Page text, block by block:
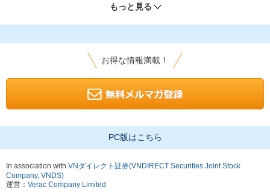
もっと見る
お得な情報満載！
PC版はこちら
In association with VNダイレクト証券(VNDIRECT Securities Joint Stock
Company, VNDS)
運営： Verac Company Limited